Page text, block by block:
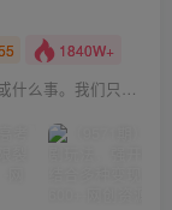
1840W+
有时候，我们并不是在等什么人或什么事。我们只是在静待岁月改变自己